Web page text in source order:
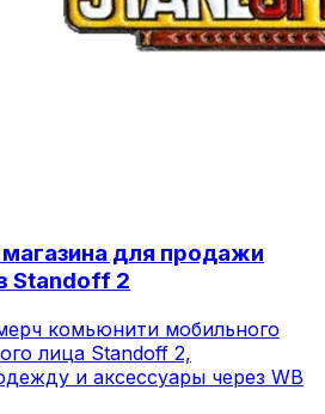
для продажи
Standoff 2
комьюнити мобильного
лица Standoff 2,
и аксессуары через WB